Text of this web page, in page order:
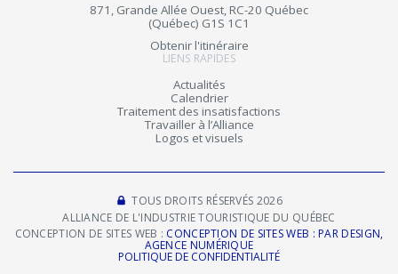
871, Grande Allée Ouest, RC-20 Québec
(Québec) G1S 1C1
Obtenir l'itinéraire
LIENS RAPIDES
Actualités
Calendrier
Traitement des insatisfactions
Travailler à l’Alliance
Logos et visuels
TOUS DROITS RÉSERVÉS 2026
ALLIANCE DE L'INDUSTRIE TOURISTIQUE DU QUÉBEC
CONCEPTION DE SITES WEB : CONCEPTION DE SITES WEB : PAR DESIGN,
AGENCE NUMÉRIQUE
POLITIQUE DE CONFIDENTIALITÉ